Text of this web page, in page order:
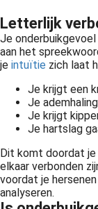
Letterlijk
Je
aan het
je intuïtie zich laat
Je krijgt een
Je
Je krijgt
Je hartslag
Dit komt doordat
elkaar verbonden
voordat je
analyseren.